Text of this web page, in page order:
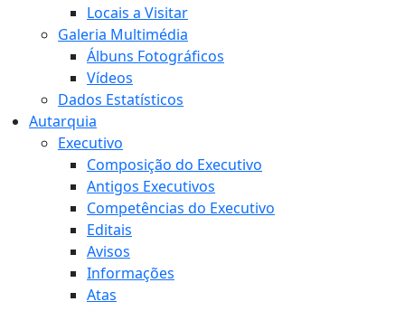
Locais a Visitar
Galeria Multimédia
Álbuns Fotográficos
Vídeos
Dados Estatísticos
Autarquia
Executivo
Composição do Executivo
Antigos Executivos
Competências do Executivo
Editais
Avisos
Informações
Atas